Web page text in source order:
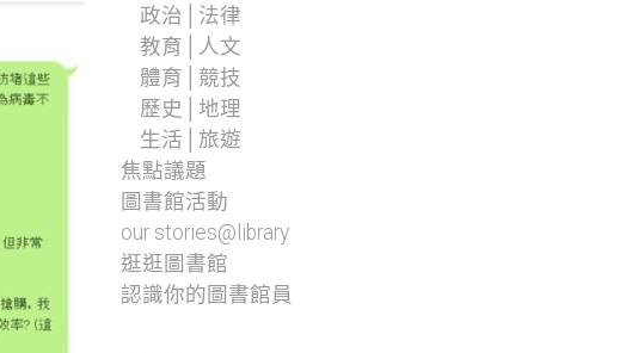
政治│法律
教育│人文
體育│競技
歷史│地理
生活│旅遊
焦點議題
圖書館活動
our stories@library
逛逛圖書館
認識你的圖書館員